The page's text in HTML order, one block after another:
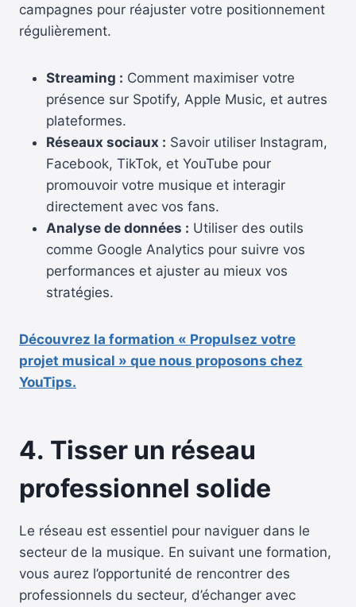
campagnes pour réajuster votre positionnement
régulièrement.
Streaming : Comment maximiser votre
présence sur Spotify, Apple Music, et autres
plateformes.
Réseaux sociaux : Savoir utiliser Instagram,
Facebook, TikTok, et YouTube pour
promouvoir votre musique et interagir
directement avec vos fans.
Analyse de données : Utiliser des outils
comme Google Analytics pour suivre vos
performances et ajuster au mieux vos
stratégies.
Découvrez la formation « Propulsez votre
projet musical » que nous proposons chez
YouTips.
4. Tisser un réseau
professionnel solide
Le réseau est essentiel pour naviguer dans le
secteur de la musique. En suivant une formation,
vous aurez l’opportunité de rencontrer des
professionnels du secteur, d’échanger avec